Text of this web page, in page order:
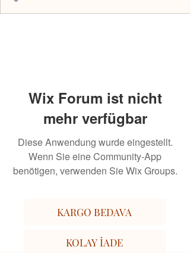
Wix Forum ist nicht
mehr verfügbar
Diese Anwendung wurde eingestellt.
Wenn Sie eine Community-App
benötigen, verwenden Sie Wix Groups.
KARGO BEDAVA
KOLAY İADE